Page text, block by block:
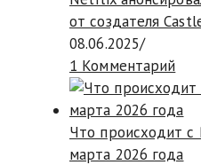
от создателя
08.06.2025/
1 Комментарий
Что происходит с
марта 2026 года